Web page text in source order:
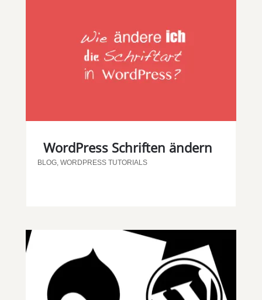
WordPress Schriften ändern
BLOG, WORDPRESS TUTORIALS